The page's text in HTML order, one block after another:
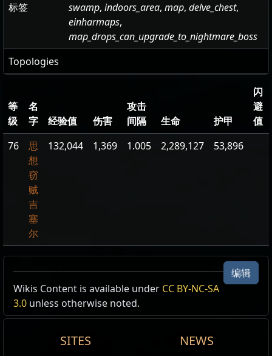
标签 swamp, indoors_area, map, delve_chest,
einharmaps,
map_drops_can_upgrade_to_nightmare_boss
Topologies
等
级
名
字
经验值 伤害
攻击
间隔
生命 护甲
闪
避
值
76
思
想
窃
贼
吉
塞
尔
132,044 1,369 1.005 2,289,127 53,896
破旧书库
异界地图
在私人地图装置中使用该物品，前往该等阶或更低等阶的
地图。只能被使用一次。
编辑
Wikis Content is available under CC BY-NC-SA
3.0 unless otherwise noted.
SITES NEWS